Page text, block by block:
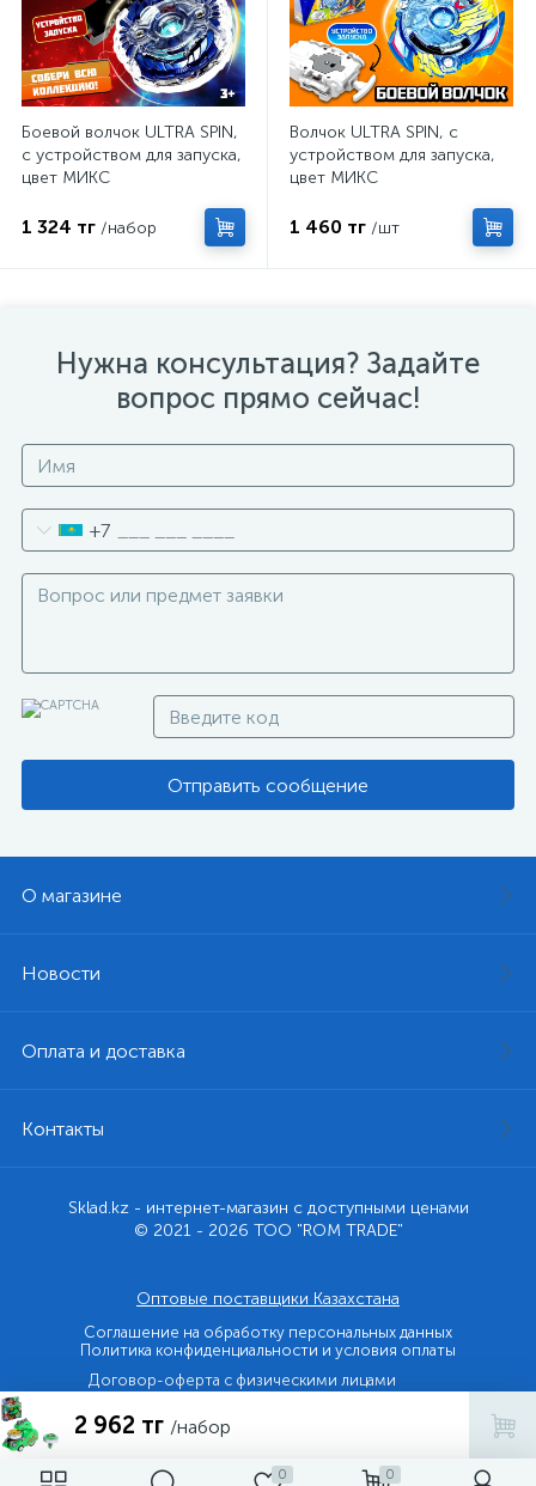
0 0
2 962 тг /набор
Боевой волчок ULTRA SPIN,
с устройством для запуска,
цвет МИКС
1 324 тг /набор
Волчок ULTRA SPIN, с
устройством для запуска,
цвет МИКС
1 460 тг /шт
Нужна консультация? Задайте
вопрос прямо сейчас!
+7
Отправить сообщение
О магазине
Новости
Оплата и доставка
Контакты
Sklad.kz - интернет-магазин с доступными ценами
© 2021 - 2026 ТОО "ROM TRADE"
Оптовые поставщики Казахстана
Соглашение на обработку персональных данных
Политика конфиденциальности и условия оплаты
Договор-оферта с физическими лицами
Договор-оферта с юридическими лицами и ИП